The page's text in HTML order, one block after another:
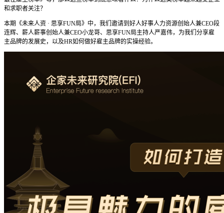
和求职者关注？
本期《未来人资 · 思享FUN局》中，我们邀请到好人好事人力资源创始人兼CEO段
连辉、薪人薪事创始人兼CEO小龙哥、思享FUN局主持人严嘉伟，为我们分享雇
主品牌的发展史，以及HR如何做好雇主品牌的实操经验。